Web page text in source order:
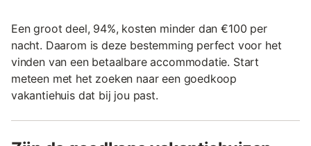
Een groot deel, 94%, kosten minder dan €100 per
nacht. Daarom is deze bestemming perfect voor het
vinden van een betaalbare accommodatie. Start
meteen met het zoeken naar een goedkoop
vakantiehuis dat bij jou past.